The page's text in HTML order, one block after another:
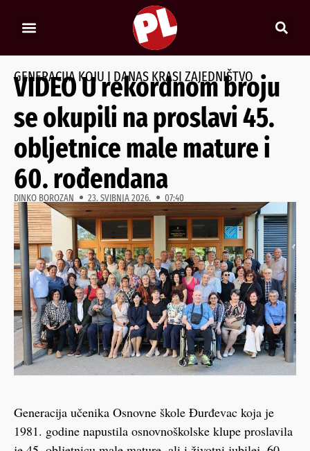
GENERACIJA KOJU I DANAS KRASI ZAJEDNIŠTVO
VIDEO U rekordnom broju
se okupili na proslavi 45.
obljetnice male mature i
60. rođendana
DINKO BOROZAN 23. SVIBNJA 2026. 07:40
Generacija učenika Osnovne škole Đurđevac koja je
1981. godine napustila osnovnoškolske klupe proslavila